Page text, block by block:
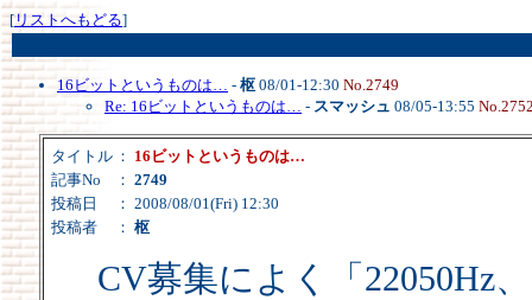
[リストへもどる]
16ビットというものは… - 枢 08/01-12:30 No.2749
Re: 16ビットというものは… - スマッシュ 08/05-13:55
タイトル ： 16ビットというものは…
記事No
： 2749
投稿日
： 2008/08/01(Fri) 12:30
投稿者
： 枢
CV募集によく「22050Hz